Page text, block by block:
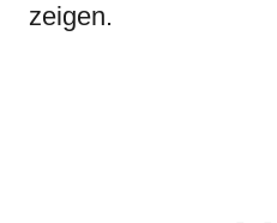
zeigen.